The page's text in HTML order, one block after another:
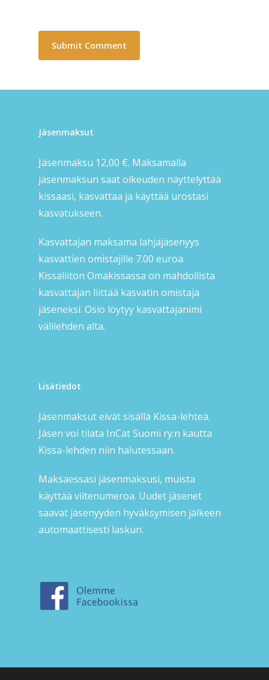
Jäsenmaksut
Jäsenmaksu 12,00 €. Maksamalla
jäsenmaksun saat oikeuden näyttelyttää
kissaasi, kasvattaa ja käyttää urostasi
kasvatukseen.
Kasvattajan maksama lahjajäsenyys
kasvattien omistajille 7.00 euroa.
Kissaliiton Omakissassa on mahdollista
kasvattajan liittää kasvatin omistaja
jäseneksi. Osio löytyy kasvattajanimi
välilehden alta.
Lisätiedot
Jäsenmaksut eivät sisällä Kissa-lehteä.
Jäsen voi tilata InCat Suomi ry:n kautta
Kissa-lehden niin halutessaan.
Maksaessasi jäsenmaksusi, muista
käyttää viitenumeroa. Uudet jäsenet
saavat jäsenyyden hyväksymisen jälkeen
automaattisesti laskun.